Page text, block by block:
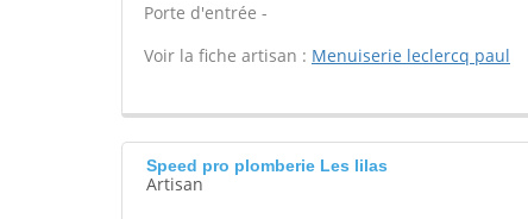
Porte d'entrée -
Voir la fiche artisan : Menuiserie leclercq paul
Speed pro plomberie Les lilas
Artisan